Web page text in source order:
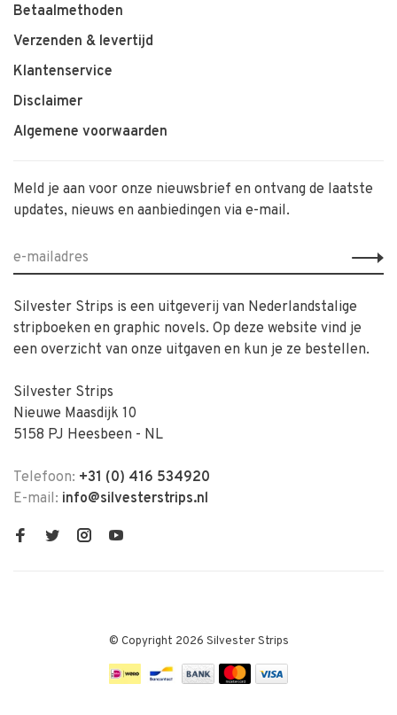
Betaalmethoden
Verzenden & levertijd
Klantenservice
Disclaimer
Algemene voorwaarden
Meld je aan voor onze nieuwsbrief en ontvang de laatste
updates, nieuws en aanbiedingen via e-mail.
Silvester Strips is een uitgeverij van Nederlandstalige
stripboeken en graphic novels. Op deze website vind je
een overzicht van onze uitgaven en kun je ze bestellen.
Silvester Strips
Nieuwe Maasdijk 10
5158 PJ Heesbeen - NL
Telefoon: +31 (0) 416 534920
E-mail: info@silvesterstrips.nl
© Copyright 2026 Silvester Strips